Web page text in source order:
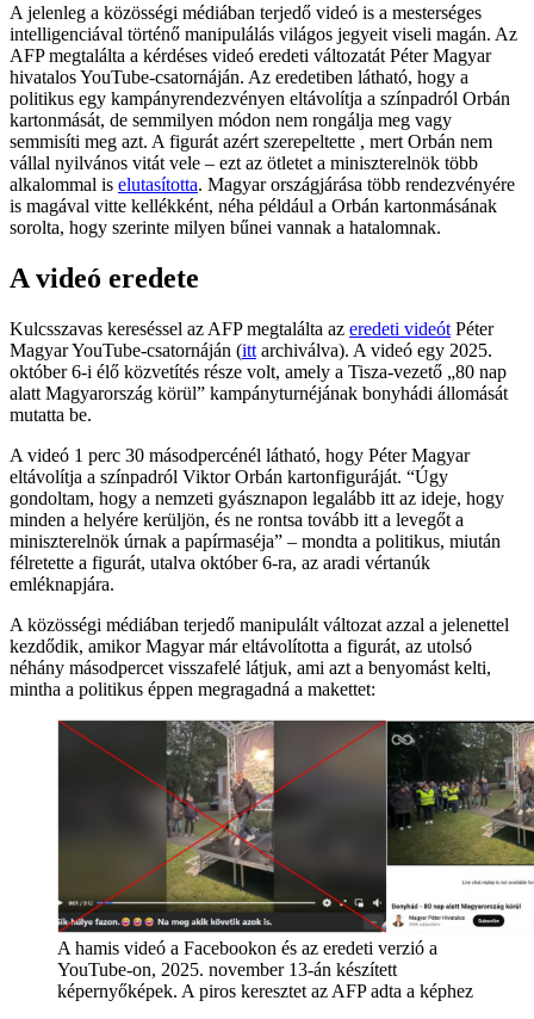
A jelenleg a közösségi médiában terjedő videó is a mesterséges
intelligenciával történő manipulálás világos jegyeit viseli magán. Az
AFP megtalálta a kérdéses videó eredeti változatát Péter Magyar
hivatalos YouTube-csatornáján. Az eredetiben látható, hogy a
politikus egy kampányrendezvényen eltávolítja a színpadról Orbán
kartonmását, de semmilyen módon nem rongálja meg vagy
semmisíti meg azt. A figurát azért szerepeltette , mert Orbán nem
vállal nyilvános vitát vele – ezt az ötletet a miniszterelnök több
alkalommal is elutasította. Magyar országjárása több rendezvényére
is magával vitte kellékként, néha például a Orbán kartonmásának
sorolta, hogy szerinte milyen bűnei vannak a hatalomnak.
A videó eredete
Kulcsszavas kereséssel az AFP megtalálta az eredeti videót Péter
Magyar YouTube-csatornáján (itt archiválva). A videó egy 2025.
október 6-i élő közvetítés része volt, amely a Tisza-vezető „80 nap
alatt Magyarország körül” kampányturnéjának bonyhádi állomását
mutatta be.
A videó 1 perc 30 másodpercénél látható, hogy Péter Magyar
eltávolítja a színpadról Viktor Orbán kartonfiguráját. “Úgy
gondoltam, hogy a nemzeti gyásznapon legalább itt az ideje, hogy
minden a helyére kerüljön, és ne rontsa tovább itt a levegőt a
miniszterelnök úrnak a papírmaséja” – mondta a politikus, miután
félretette a figurát, utalva október 6-ra, az aradi vértanúk
emléknapjára.
A közösségi médiában terjedő manipulált változat azzal a jelenettel
kezdődik, amikor Magyar már eltávolította a figurát, az utolsó
néhány másodpercet visszafelé látjuk, ami azt a benyomást kelti,
mintha a politikus éppen megragadná a makettet:
A hamis videó a Facebookon és az eredeti verzió a
YouTube-on, 2025. november 13-án készített
képernyőképek. A piros keresztet az AFP adta a képhez